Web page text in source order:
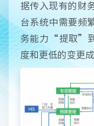
据传入现有的财
台系统中需要频
务能力“提取”
度和更低的变更成